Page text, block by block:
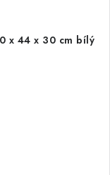
x 44 x 30 cm bílý